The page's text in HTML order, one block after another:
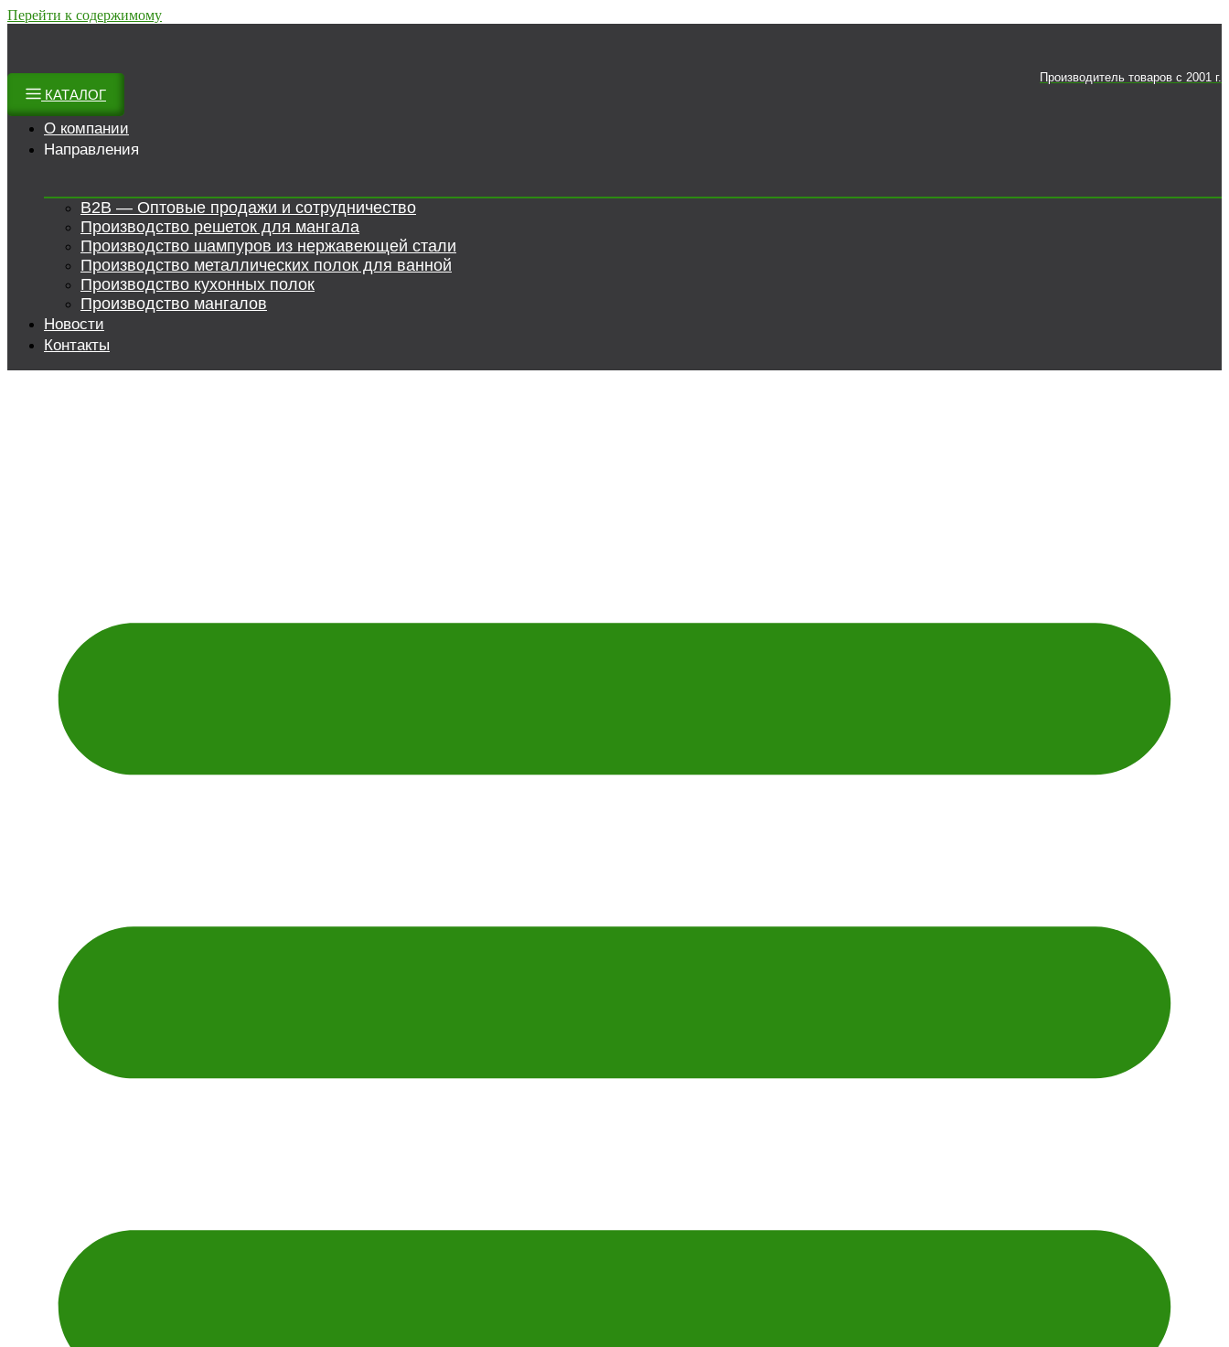
Перейти к содержимому
Производитель товаров c 2001 г.
КАТАЛОГ
О компании
Направления
B2B — Оптовые продажи и сотрудничество
Производство решеток для мангала
Производство шампуров из нержавеющей стали
Производство металлических полок для ванной
Производство кухонных полок
Производство мангалов
Новости
Контакты